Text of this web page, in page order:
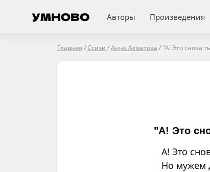
Авторы Произведения
Главная /Стихи /Анна Ахматова / "А! Это снова
"А! Это
А! Это
Но мужем